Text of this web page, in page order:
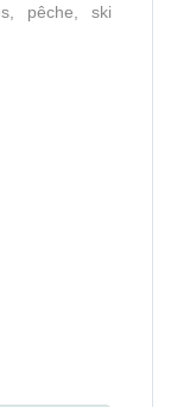
pêche, ski